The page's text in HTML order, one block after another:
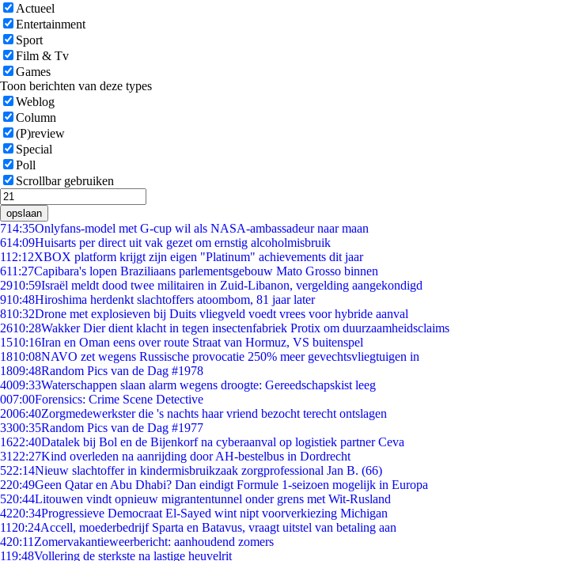
Actueel
Entertainment
Sport
Film & Tv
Games
Toon berichten van deze types
Weblog
Column
(P)review
Special
Poll
Scrollbar gebruiken
opslaan
714:35Onlyfans-model met G-cup wil als NASA-ambassadeur naar maan
614:09Huisarts per direct uit vak gezet om ernstig alcoholmisbruik
112:12XBOX platform krijgt zijn eigen "Platinum" achievements dit jaar
611:27Capibara's lopen Braziliaans parlementsgebouw Mato Grosso binnen
2910:59Israël meldt dood twee militairen in Zuid-Libanon, vergelding aangekondigd
910:48Hiroshima herdenkt slachtoffers atoombom, 81 jaar later
810:32Drone met explosieven bij Duits vliegveld voedt vrees voor hybride aanval
2610:28Wakker Dier dient klacht in tegen insectenfabriek Protix om duurzaamheidsclaims
1510:16Iran en Oman eens over route Straat van Hormuz, VS buitenspel
1810:08NAVO zet wegens Russische provocatie 250% meer gevechtsvliegtuigen in
1809:48Random Pics van de Dag #1978
4009:33Waterschappen slaan alarm wegens droogte: Gereedschapskist leeg
007:00Forensics: Crime Scene Detective
2006:40Zorgmedewerkster die 's nachts haar vriend bezocht terecht ontslagen
3300:35Random Pics van de Dag #1977
1622:40Datalek bij Bol en de Bijenkorf na cyberaanval op logistiek partner Ceva
31 22:27Kind overleden na aanrijding door AH-bestelbus in Dordrecht
522:14Nieuw slachtoffer in kindermisbruikzaak zorgprofessional Jan B. (66)
220:49Geen Qatar en Abu Dhabi? Dan eindigt Formule 1-seizoen mogelijk in Europa
520:44Litouwen vindt opnieuw migrantentunnel onder grens met Wit-Rusland
4220:34Progressieve Democraat El-Sayed wint nipt voorverkiezing Michigan
11 20:24Accell, moederbedrijf Sparta en Batavus, vraagt uitstel van betaling aan
420:11 Zomervakantieweerbericht: aanhoudend zomers
119:48Vollering de sterkste na lastige heuvelrit